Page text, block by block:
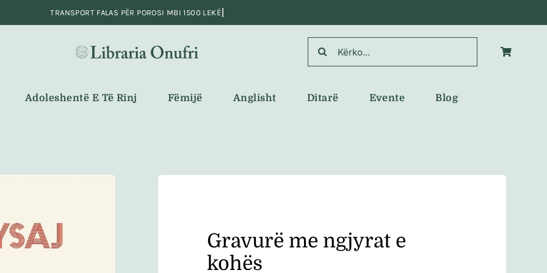
Search
for:
Adoleshentë E Të Rinj Fëmijë Anglisht Ditarë Evente Blog
Gravurë me ngjyrat e
kohës